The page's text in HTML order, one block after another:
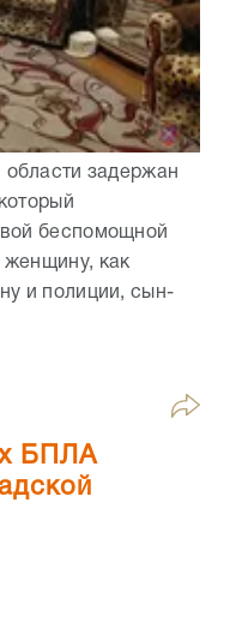
задержан
беспомощной
как
и полиции, сын-
БПЛА